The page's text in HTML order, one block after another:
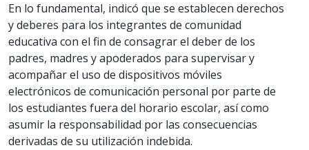
En lo fundamental, indicó que se establecen derechos
y deberes para los integrantes de comunidad
educativa con el fin de consagrar el deber de los
padres, madres y apoderados para supervisar y
acompañar el uso de dispositivos móviles
electrónicos de comunicación personal por parte de
los estudiantes fuera del horario escolar, así como
asumir la responsabilidad por las consecuencias
derivadas de su utilización indebida.